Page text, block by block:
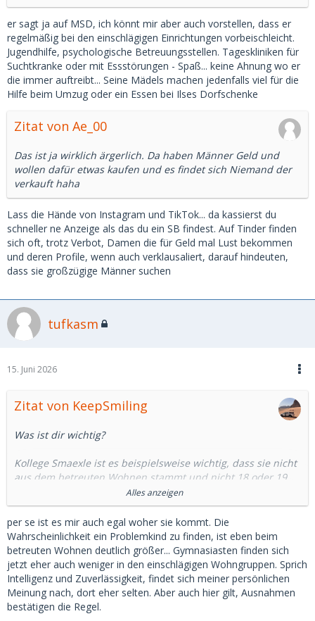
er sagt ja auf MSD, ich könnt mir aber auch vorstellen, dass er
regelmäßig bei den einschlägigen Einrichtungen vorbeischleicht.
Jugendhilfe, psychologische Betreuungsstellen. Tageskliniken für
Suchtkranke oder mit Essstörungen - Spaß... keine Ahnung wo er
die immer auftreibt... Seine Mädels machen jedenfalls viel für die
Hilfe beim Umzug oder ein Essen bei Ilses Dorfschenke
Zitat von Ae_00
Das ist ja wirklich ärgerlich. Da haben Männer Geld und
wollen dafür etwas kaufen und es findet sich Niemand der
verkauft haha
Lass die Hände von Instagram und TikTok... da kassierst du
schneller ne Anzeige als das du ein SB findest. Auf Tinder finden
sich oft, trotz Verbot, Damen die für Geld mal Lust bekommen
und deren Profile, wenn auch verklausaliert, darauf hindeuten,
dass sie großzügige Männer suchen
tufkasm
15. Juni 2026
Zitat von KeepSmiling
Was ist dir wichtig?
Kollege Smaexle ist es beispielsweise wichtig, dass sie nicht
aus dem betreuten Wohnen stammt und nicht 18 oder 19
Mir ist es wichtig, dass sie intelligent ist und zuverlässig ist.
Mir ist es wurscht ob sie aus dem betreuten Wohnen
kommt.
Was habe ich, was will ich, was will ich nicht, wie komme ich
dahin? Ich denke, dass ist das bessere Mindset, als stumpf
nach einer finanziellen Grenze zu fragen.
Alles anzeigen
per se ist es mir auch egal woher sie kommt. Die
Wahrscheinlichkeit ein Problemkind zu finden, ist eben beim
betreuten Wohnen deutlich größer... Gymnasiasten finden sich
jetzt eher auch weniger in den einschlägigen Wohngruppen. Sprich
Intelligenz und Zuverlässigkeit, findet sich meiner persönlichen
Meinung nach, dort eher selten. Aber auch hier gilt, Ausnahmen
bestätigen die Regel.